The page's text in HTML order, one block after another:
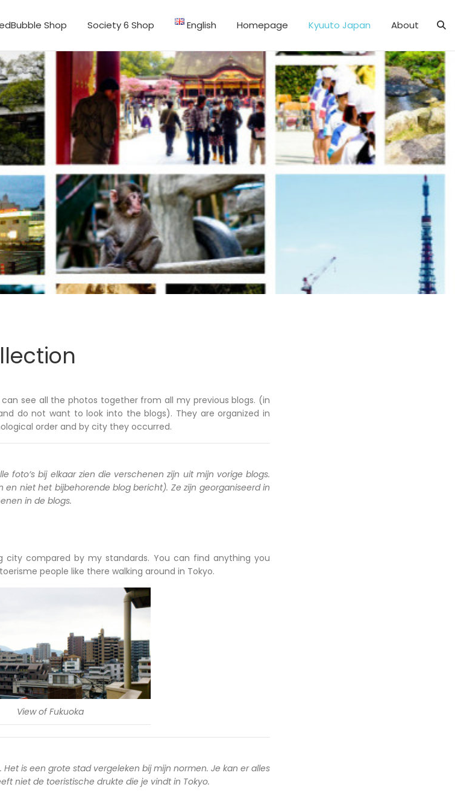
Shop Society 6 Shop English Homepage Kyuuto Japan About
see all the photos together from all my previous blogs. (in
do not want to look into the blogs). They are organized in
order and by city they occurred.
foto’s bij elkaar zien die verschenen zijn uit mijn vorige blogs.
en niet het bijbehorende blog bericht). Ze zijn georganiseerd in
in de blogs.
city compared by my standards. You can find anything you
people like there walking around in Tokyo.
View of Fukuoka
is een grote stad vergeleken bij mijn normen. Je kan er alles
niet de toeristische drukte die je vindt in Tokyo.